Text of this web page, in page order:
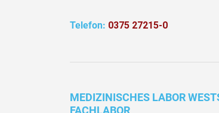
Telefon: 0375 27215-0
MEDIZINISCHES LABOR